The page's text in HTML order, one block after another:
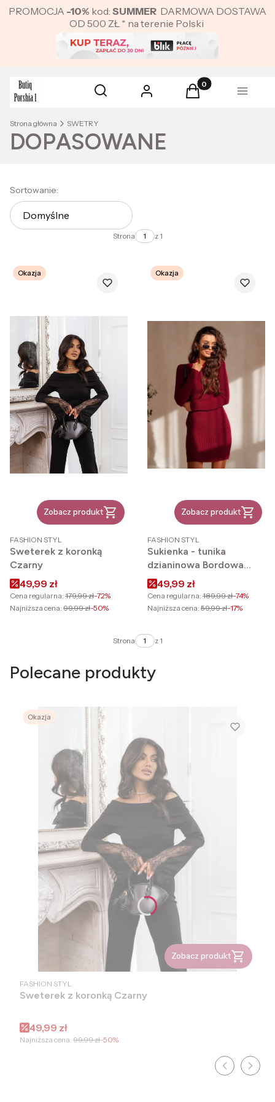
PROMOCJA -10% kod: SUMMER DARMOWA DOSTAWA
OD 500 ZŁ * na terenie Polski
Otwórz wyszukiwarkę
Szukaj Zaloguj się Produkty w
Koszyk Menu
Strona główna SWETRY
DOPASOWANE
Lista produktów
Sortowanie:
Domyślne
Strona z 1
Okazja
Zobacz produkt
PRODUCENT
FASHION STYL
Sweterek z koronką
Czarny
Cena promocyjna
49,99 zł
Cena regularna: 179,99 zł-72%
Najniższa cena: 99,99 zł-50%
Okazja
Zobacz produkt
PRODUCENT
FASHION STYL
Sukienka - tunika
dzianinowa Bordowa
Gamino
Cena promocyjna
49,99 zł
Cena regularna: 189,99 zł-74%
Najniższa cena: 59,99 zł-17%
Strona z 1
Polecane produkty
Okazja
Zobacz produkt
PRODUCENT
FASHION STYL
Sweterek z koronką Czarny
Cena promocyjna
49,99 zł
Najniższa cena: 99,99 zł-50%